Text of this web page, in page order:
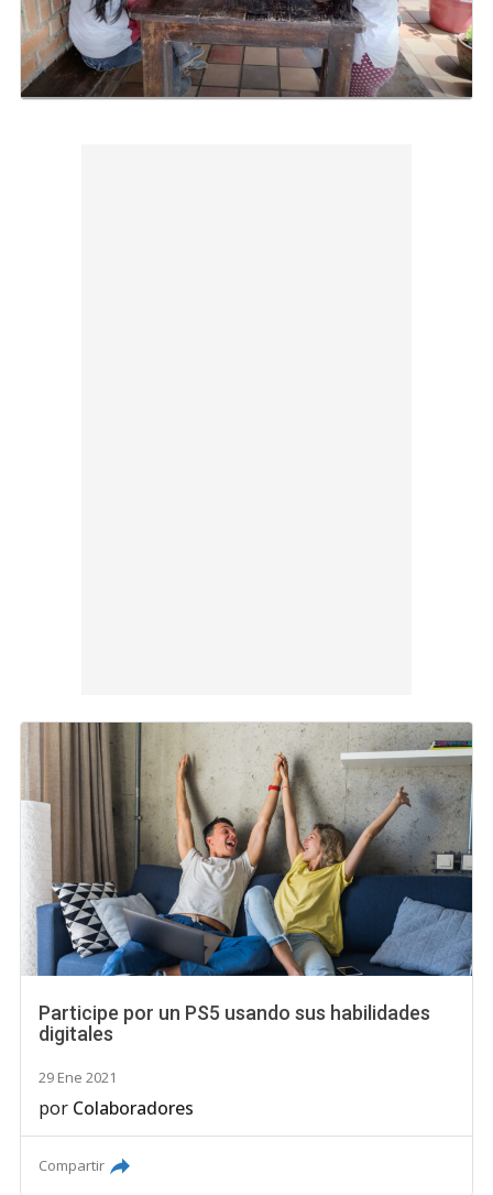
Participe por un PS5 usando sus habilidades
digitales
29 Ene 2021
por Colaboradores
Compartir